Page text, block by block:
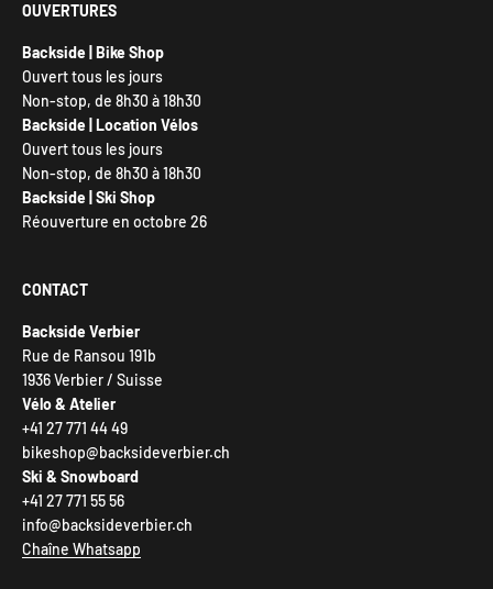
OUVERTURES
Backside | Bike Shop
Ouvert tous les jours
Non-stop, de 8h30 à 18h30
Backside | Location Vélos
Ouvert tous les jours
Non-stop, de 8h30 à 18h30
Backside | Ski Shop
Réouverture en octobre 26
CONTACT
Backside Verbier
Rue de Ransou 191b
1936 Verbier / Suisse
Vélo & Atelier
+41 27 771 44 49
bikeshop@backsideverbier.ch
Ski & Snowboard
+41 27 771 55 56
info@backsideverbier.ch
Chaîne Whatsapp